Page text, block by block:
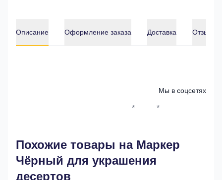
Описание Оформление заказа Доставка Отзывы
Мы в соцсетях
* *
Похожие товары на Маркер
Чёрный для украшения
десертов